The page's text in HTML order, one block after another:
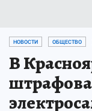
НОВОСТИ ОБЩЕСТВО
В